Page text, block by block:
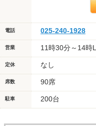
電話 025-240-1928
営業 11時30分～14時
定休 なし
席数 90席
駐車 200台